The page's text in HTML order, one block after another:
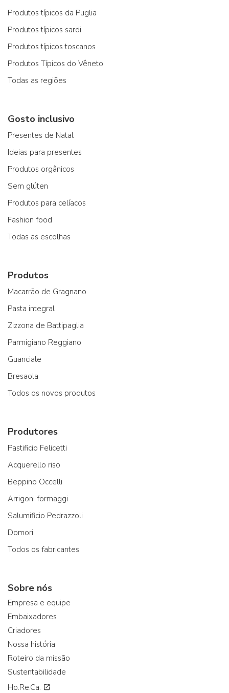
Produtos típicos da Puglia
Produtos típicos sardi
Produtos típicos toscanos
Produtos Típicos do Vêneto
Todas as regiões
Gosto inclusivo
Presentes de Natal
Ideias para presentes
Produtos orgânicos
Sem glúten
Produtos para celíacos
Fashion food
Todas as escolhas
Produtos
Macarrão de Gragnano
Pasta integral
Zizzona de Battipaglia
Parmigiano Reggiano
Guanciale
Bresaola
Todos os novos produtos
Produtores
Pastificio Felicetti
Acquerello riso
Beppino Occelli
Arrigoni formaggi
Salumificio Pedrazzoli
Domori
Todos os fabricantes
Sobre nós
Empresa e equipe
Embaixadores
Criadores
Nossa história
Roteiro da missão
Sustentabilidade
Ho.Re.Ca.